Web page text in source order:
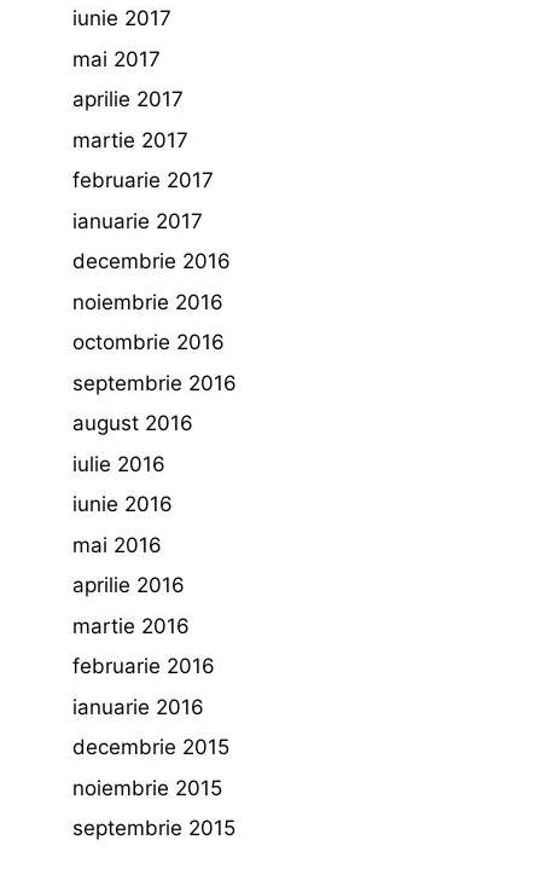
iunie 2017
mai 2017
aprilie 2017
martie 2017
februarie 2017
ianuarie 2017
decembrie 2016
noiembrie 2016
octombrie 2016
septembrie 2016
august 2016
iulie 2016
iunie 2016
mai 2016
aprilie 2016
martie 2016
februarie 2016
ianuarie 2016
decembrie 2015
noiembrie 2015
septembrie 2015